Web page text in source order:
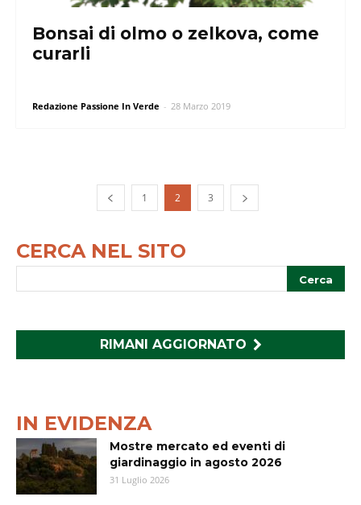
Bonsai di olmo o zelkova, come
curarli
Redazione Passione In Verde - 28 Marzo 2019
1 2 3
CERCA NEL SITO
RIMANI AGGIORNATO
IN EVIDENZA
Mostre mercato ed eventi di
giardinaggio in agosto 2026
31 Luglio 2026